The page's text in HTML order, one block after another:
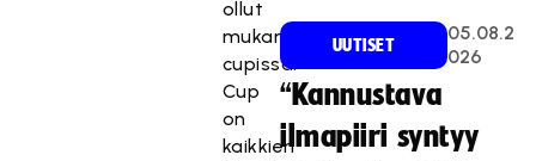
ollut
mukana
cupissa.
Cup
on
kaikkien
UUTISET
05.08.2
026
“Kannustava
ilmapiiri syntyy